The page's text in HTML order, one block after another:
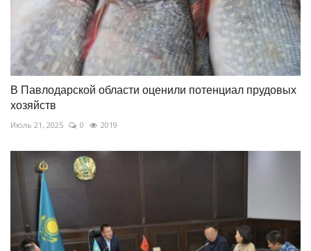
В Павлодарской области оценили потенциал прудовых
хозяйств
Июль 21, 2025 0 2019